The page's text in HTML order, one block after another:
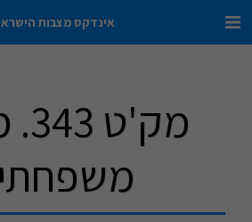
אינדקס מצבות